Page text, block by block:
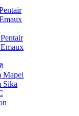
Mapei
Sika